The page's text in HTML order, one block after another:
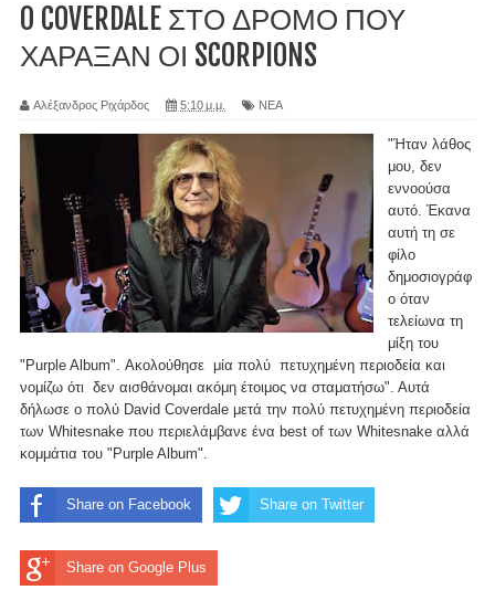
O COVERDALE ΣΤΟ ΔΡΟΜΟ ΠΟΥ
ΧΑΡΑΞΑΝ ΟΙ SCORPIONS
Αλέξανδρος Ριχάρδος 5:10 μ.μ. ΝΕΑ
"Ήταν λάθος
μου, δεν
εννοούσα
αυτό. Έκανα
αυτή τη σε
φίλο
δημοσιογράφ
ο όταν
τελείωνα τη
μίξη του
"Purple Album". Ακολούθησε μία πολύ πετυχημένη περιοδεία και
νομίζω ότι δεν αισθάνομαι ακόμη έτοιμος να σταματήσω". Αυτά
δήλωσε ο πολύ David Coverdale μετά την πολύ πετυχημένη περιοδεία
των Whitesnake που περιελάμβανε ένα best of των Whitesnake αλλά
κομμάτια του "Purple Album".
Share on Facebook Share on Twitter
Share on Google Plus